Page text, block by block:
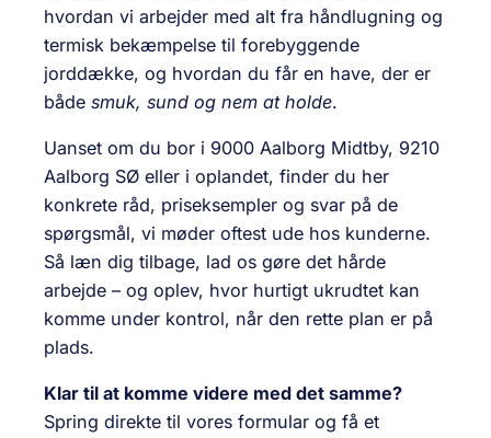
hvordan vi arbejder med alt fra håndlugning og
termisk bekæmpelse til forebyggende
jorddække, og hvordan du får en have, der er
både smuk, sund og nem at holde.
Uanset om du bor i 9000 Aalborg Midtby, 9210
Aalborg SØ eller i oplandet, finder du her
konkrete råd, priseksempler og svar på de
spørgsmål, vi møder oftest ude hos kunderne.
Så læn dig tilbage, lad os gøre det hårde
arbejde – og oplev, hvor hurtigt ukrudtet kan
komme under kontrol, når den rette plan er på
plads.
Klar til at komme videre med det samme?
Spring direkte til vores formular og få et